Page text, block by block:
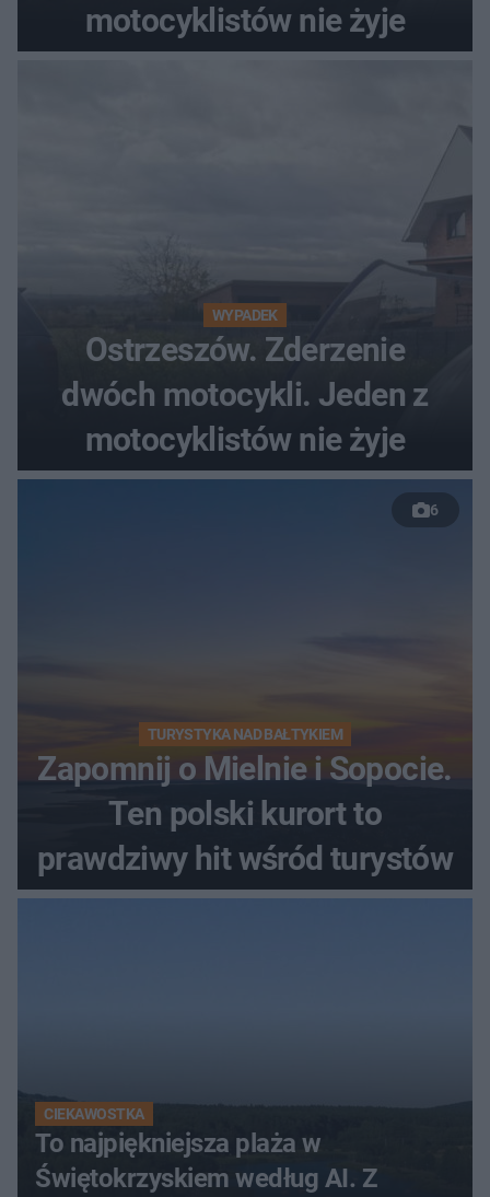
motocyklistów nie żyje
WYPADEK
Ostrzeszów. Zderzenie
dwóch motocykli. Jeden z
motocyklistów nie żyje
6
TURYSTYKA NAD BAŁTYKIEM
Zapomnij o Mielnie i Sopocie.
Ten polski kurort to
prawdziwy hit wśród turystów
CIEKAWOSTKA
To najpiękniejsza plaża w
Świętokrzyskiem według AI. Z